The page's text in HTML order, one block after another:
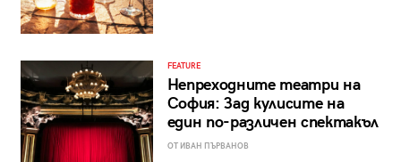
FEATURE
Непреходните театри на
София: Зад кулисите на
един по-различен спектакъл
ОТ ИВАН ПЪРВАНОВ